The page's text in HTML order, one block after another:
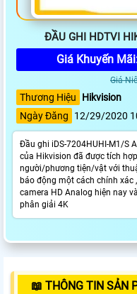
ĐẦU GHI HDTVI
Giá Khuyến
Giá
Thương Hiệu
Hikvision
Ngày Đăng
12/29/2020
Đầu ghi iDS-7204HUHI-M1/S
của Hikvision đã được tích
người/phương tiện/vật với
báo động một cách chính xác
camera HD Analog hiện nay
phân giải 4K
📖 THÔNG TIN SẢN